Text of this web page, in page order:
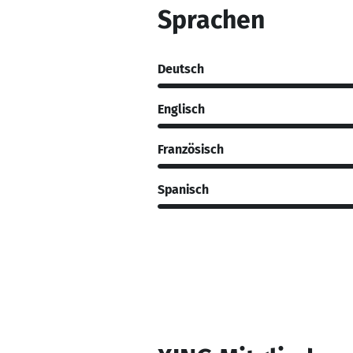
Sprachen
Deutsch
Englisch
Französisch
Spanisch